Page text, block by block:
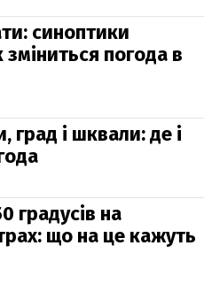
синоптики
погода в
град і шквали: де і
градусів на
що на це кажуть